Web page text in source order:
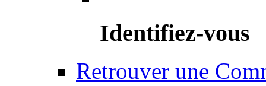
Identifiez-vous
Retrouver une